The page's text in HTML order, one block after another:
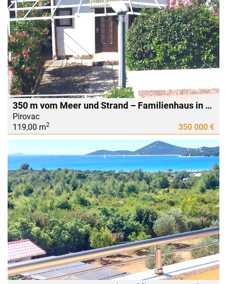
350 m vom Meer und Strand – Familienhaus in Pirovac zu verkaufen
Pirovac
119,00 m2 350 000 €